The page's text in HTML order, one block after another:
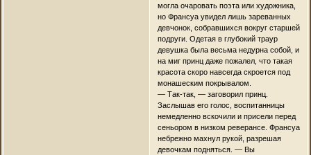
могла очаровать поэта или художника,
но Франсуа увидел лишь зареванных
девчонок, собравшихся вокруг старшей
подруги. Одетая в глубокий траур
девушка была весьма недурна собой, и
на миг принц даже пожалел, что такая
красота скоро навсегда скроется под
монашеским покрывалом.
— Так-так, — заговорил принц.
Заслышав его голос, воспитанницы
немедленно вскочили и присели перед
сеньором в низком реверансе. Франсуа
небрежно махнул рукой, разрешая
девочкам подняться. — Вы